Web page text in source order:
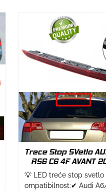
Trece Stop SVetlo
RS6 C6 4F AVANT
💡 LED treće stop svetlo
ompatibilnost:✔ Audi